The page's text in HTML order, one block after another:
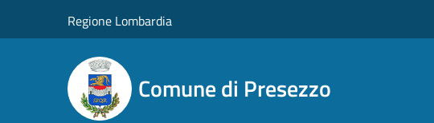
Regione Lombardia
Comune di Presezzo